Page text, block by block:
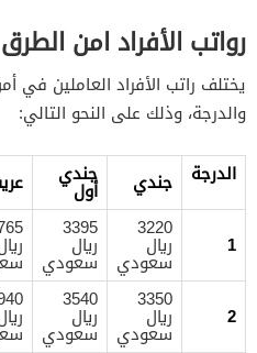
رواتب الأفراد امن الطرق 1448 في السعودية
يختلف راتب الأفراد العاملين في
والدرجة، وذلك على النحو التالي:
الدرجة
جندي جندي
أول
1
3220
ريال
سعودي
3395
ريال
سعودي
2
3350
ريال
سعودي
3540
ريال
سعودي